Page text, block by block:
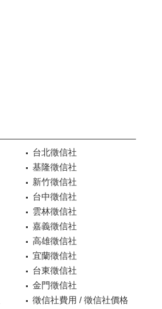
台北徵信社
基隆徵信社
新竹徵信社
台中徵信社
雲林徵信社
嘉義徵信社
高雄徵信社
宜蘭徵信社
台東徵信社
金門徵信社
徵信社費用 / 徵信社價格